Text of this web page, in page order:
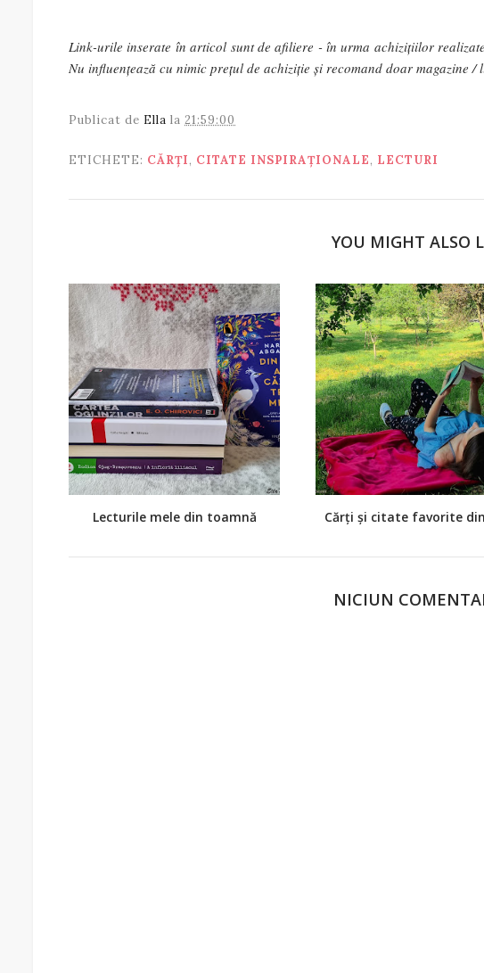
Link-urile inserate în articol sunt de afiliere - în urma achizițiilor
Nu influențează cu nimic prețul de achiziție și recomand doar magazine
Publicat de Ella la 21:59:00
ETICHETE: CĂRȚI, CITATE INSPIRAȚIONALE, LECTURI
YOU MIGHT ALSO
Lecturile mele din toamnă Cărți și citate favorite
NICIUN